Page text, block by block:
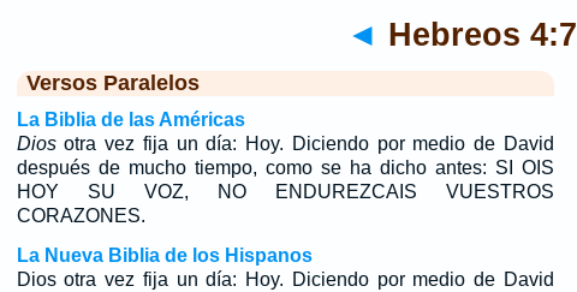
◄ Hebreos 4:7
Versos Paralelos
La Biblia de las Américas
Diosotra vez fija un día: Hoy. Diciendo por medio de David
después de mucho tiempo, como se ha dicho antes: SI OIS
HOY SU VOZ, NO ENDUREZCAIS VUESTROS
CORAZONES.
La Nueva Biblia de los Hispanos
Dios otra vez fija un día: Hoy. Diciendo por medio de David